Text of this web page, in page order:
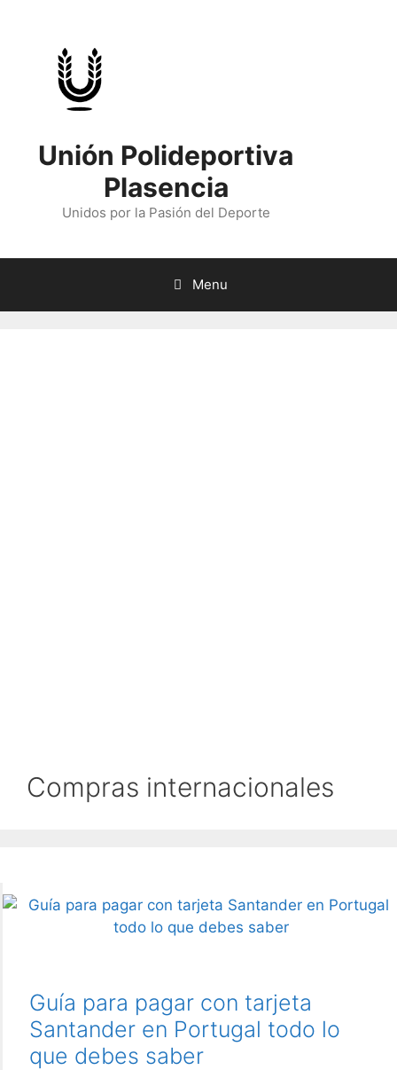
Unión Polideportiva
Plasencia
Unidos por la Pasión del Deporte
Menu
Compras internacionales
Guía para pagar con tarjeta
Santander en Portugal todo lo
que debes saber